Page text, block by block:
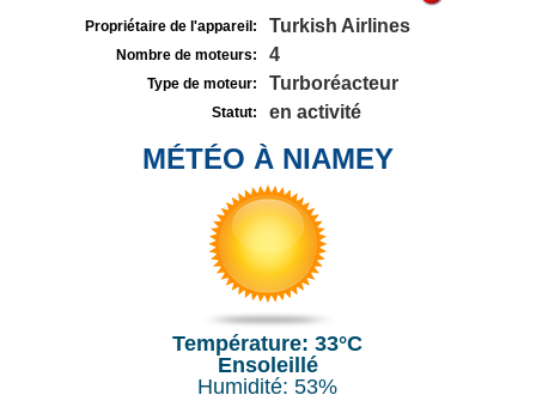
Propriétaire de l'appareil: Turkish Airlines
Nombre de moteurs: 4
Type de moteur: Turboréacteur
Statut: en activité
MÉTÉO À NIAMEY
Température: 33°C
Ensoleillé
Humidité: 53%